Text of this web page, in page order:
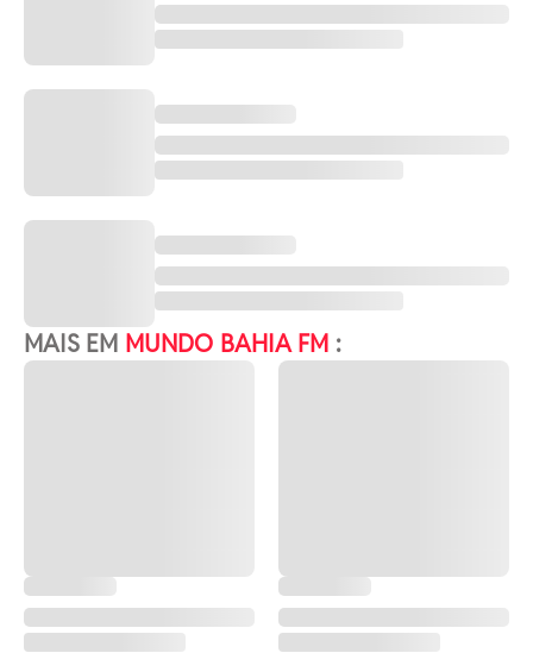
MAIS EM MUNDO BAHIA FM :